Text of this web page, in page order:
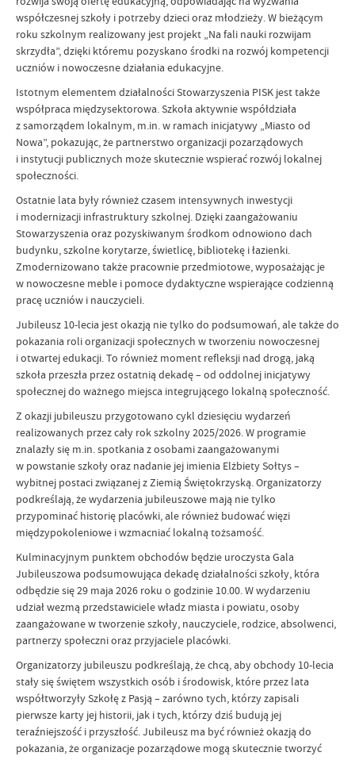
współczesnej szkoły i potrzeby dzieci oraz młodzieży. W bieżącym
roku szkolnym realizowany jest projekt „Na fali nauki rozwijam
skrzydła”, dzięki któremu pozyskano środki na rozwój kompetencji
uczniów i nowoczesne działania edukacyjne.
Istotnym elementem działalności Stowarzyszenia PISK jest także
współpraca międzysektorowa. Szkoła aktywnie współdziała
z samorządem lokalnym, m.in. w ramach inicjatywy „Miasto od
Nowa”, pokazując, że partnerstwo organizacji pozarządowych
i instytucji publicznych może skutecznie wspierać rozwój lokalnej
społeczności.
Ostatnie lata były również czasem intensywnych inwestycji
i modernizacji infrastruktury szkolnej. Dzięki zaangażowaniu
Stowarzyszenia oraz pozyskiwanym środkom odnowiono dach
budynku, szkolne korytarze, świetlicę, bibliotekę i łazienki.
Zmodernizowano także pracownie przedmiotowe, wyposażając je
w nowoczesne meble i pomoce dydaktyczne wspierające codzienną
pracę uczniów i nauczycieli.
Jubileusz 10-lecia jest okazją nie tylko do podsumowań, ale także do
pokazania roli organizacji społecznych w tworzeniu nowoczesnej
i otwartej edukacji. To również moment refleksji nad drogą, jaką
szkoła przeszła przez ostatnią dekadę – od oddolnej inicjatywy
społecznej do ważnego miejsca integrującego lokalną społeczność.
Z okazji jubileuszu przygotowano cykl dziesięciu wydarzeń
realizowanych przez cały rok szkolny 2025/2026. W programie
znalazły się m.in. spotkania z osobami zaangażowanymi
w powstanie szkoły oraz nadanie jej imienia Elżbiety Sołtys –
wybitnej postaci związanej z Ziemią Świętokrzyską. Organizatorzy
podkreślają, że wydarzenia jubileuszowe mają nie tylko
przypominać historię placówki, ale również budować więzi
międzypokoleniowe i wzmacniać lokalną tożsamość.
Kulminacyjnym punktem obchodów będzie uroczysta Gala
Jubileuszowa podsumowująca dekadę działalności szkoły, która
odbędzie się 29 maja 2026 roku o godzinie 10.00. W wydarzeniu
udział wezmą przedstawiciele władz miasta i powiatu, osoby
zaangażowane w tworzenie szkoły, nauczyciele, rodzice, absolwenci,
partnerzy społeczni oraz przyjaciele placówki.
Organizatorzy jubileuszu podkreślają, że chcą, aby obchody 10-lecia
stały się świętem wszystkich osób i środowisk, które przez lata
współtworzyły Szkołę z Pasją – zarówno tych, którzy zapisali
pierwsze karty jej historii, jak i tych, którzy dziś budują jej
teraźniejszość i przyszłość. Jubileusz ma być również okazją do
pokazania, że organizacje pozarządowe mogą skutecznie tworzyć